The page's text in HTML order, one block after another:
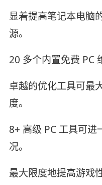
显着提高笔记本电脑
源。
20 多个内置免费 PC
卓越的优化工具可最
度。
8+ 高级 PC 工具可进
况。
最大限度地提高游戏